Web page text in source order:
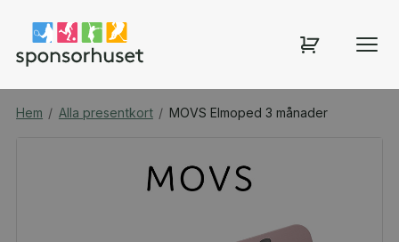
Hem / Alla presentkort / MOVS Elmoped 3 månader